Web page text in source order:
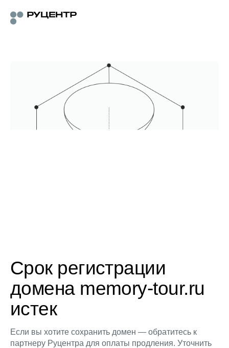
Срок регистрации
домена memory-tour.ru
истек
Если вы хотите сохранить домен — обратитесь к
партнеру Руцентра для оплаты продления. Уточнить